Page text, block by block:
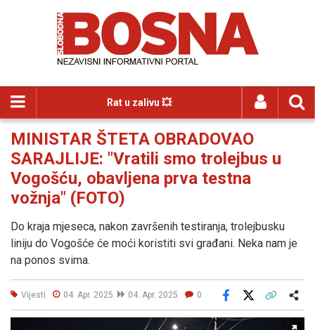
Rat u zalivu 💥
MINISTAR ŠTETA OBRADOVAO
SARAJLIJE: "Vratili smo trolejbus u
Vogošću, obavljena prva testna
vožnja" (FOTO)
Do kraja mjeseca, nakon završenih testiranja, trolejbusku
liniju do Vogošće će moći koristiti svi građani. Neka nam je
na ponos svima.
Vijesti 04. Apr. 2025 04. Apr. 2025 0
Facebook